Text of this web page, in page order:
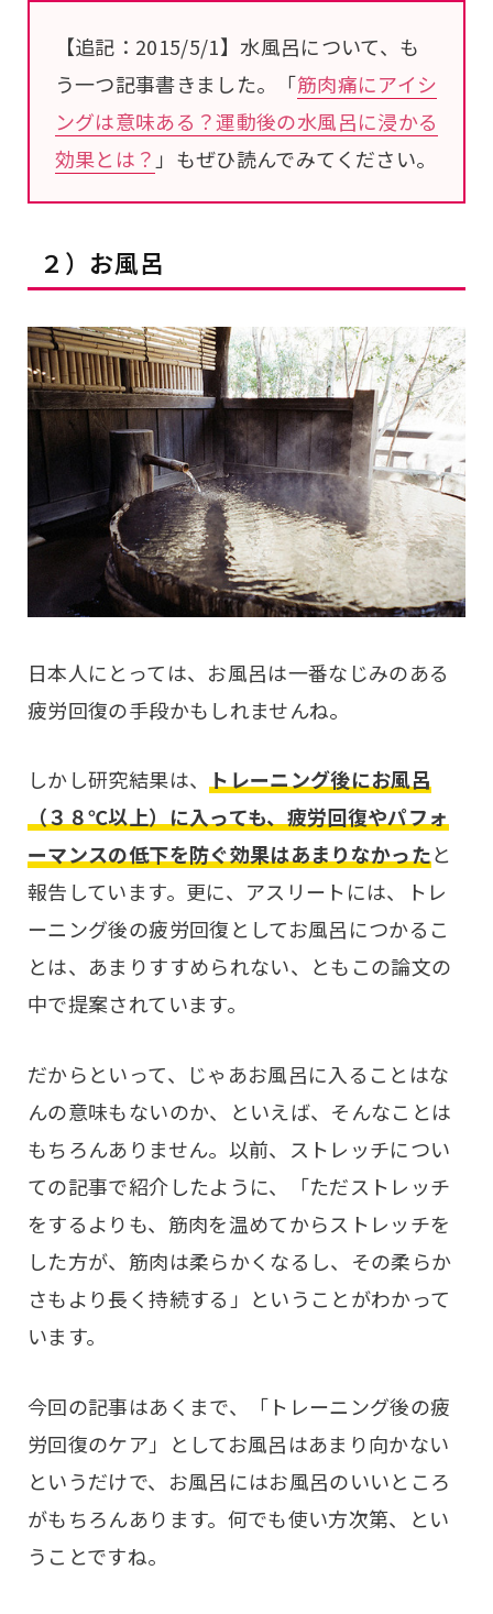
【追記：2015/5/1】水風呂について、も
う一つ記事書きました。「筋肉痛にアイシ
ングは意味ある？運動後の水風呂に浸かる
効果とは？ 」もぜひ読んでみてください。
２）お風呂
日本人にとっては、お風呂は一番なじみのある
疲労回復の手段かもしれませんね。
しかし研究結果は、トレーニング後にお風呂
（３８℃以上）に入っても、疲労回復やパフォ
ーマンスの低下を防ぐ効果はあまりなかったと
報告しています。更に、アスリートには、トレ
ーニング後の疲労回復としてお風呂につかるこ
とは、あまりすすめられない、ともこの論文の
中で提案されています。
だからといって、じゃあお風呂に入ることはな
んの意味もないのか、といえば、そんなことは
もちろんありません。以前、ストレッチについ
ての記事で紹介したように、「ただストレッチ
をするよりも、筋肉を温めてからストレッチを
した方が、筋肉は柔らかくなるし、その柔らか
さもより長く持続する」ということがわかって
います。
今回の記事はあくまで、「トレーニング後の疲
労回復のケア」としてお風呂はあまり向かない
というだけで、お風呂にはお風呂のいいところ
がもちろんあります。何でも使い方次第、とい
うことですね。